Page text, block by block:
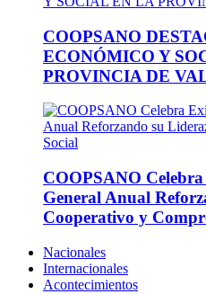
COOPSANO
ECONÓMICO Y
PROVINCIA DE
COOPSANO
General Anual
Cooperativo y
Nacionales
Internacionales
Acontecimientos